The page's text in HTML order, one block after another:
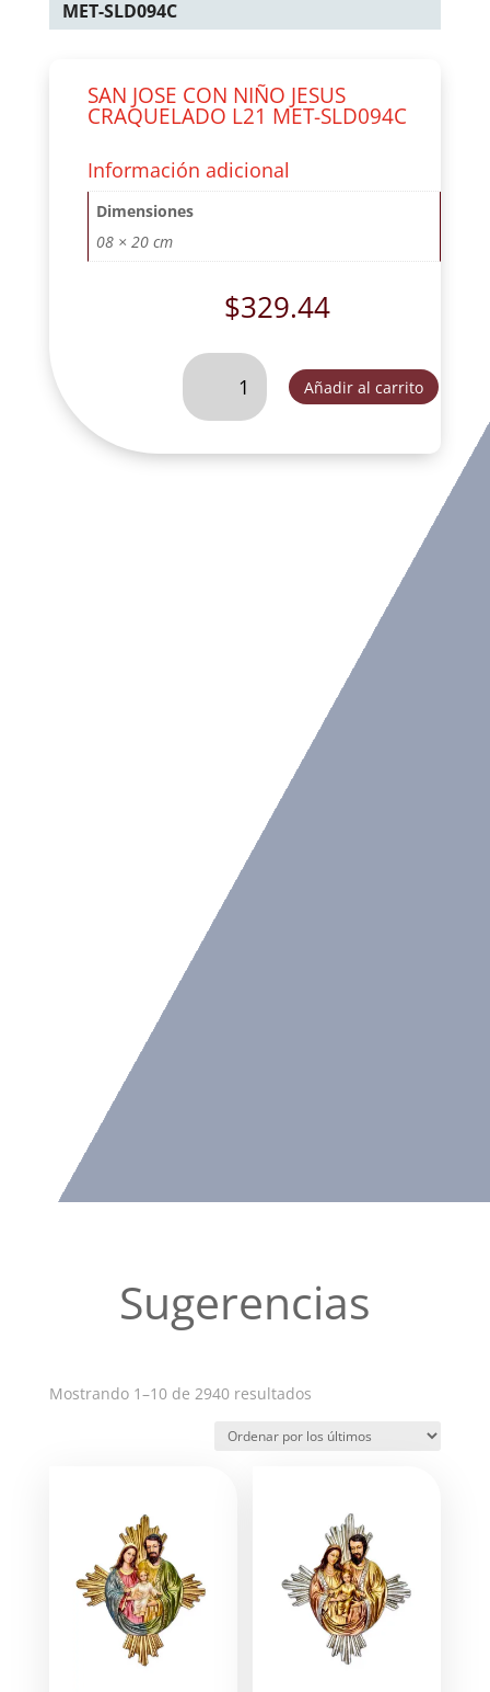
MET-SLD094C
SAN JOSE CON NIÑO JESUS
CRAQUELADO L21 MET-SLD094C
Información adicional
Dimensiones
08 × 20 cm
$329.44
SAN
CON
JESUS
Añadir al carrito
Sugerencias
Mostrando 1–10 de 2940 resultadosOrdenado
los